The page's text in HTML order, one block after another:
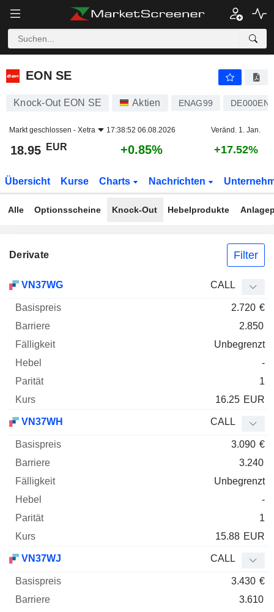
EON SE
EON SE
Knock-Out EON SE Aktien ENAG99
Markt geschlossen - Xetra 17:38:52 06.08.2026 Veränd. 1. Jan.
18.95 EUR +0.85% +17.52%
Übersicht Kurse Charts Nachrichten
Alle Optionsscheine Knock-Out Hebelprodukte
Derivate Filter
Basispreis
Elastizität
VN37WG CALL
2.720 €
2.850
Unbegrenzt
-
1
16.25 EUR
VN37WH CALL
3.090 €
3.240
Unbegrenzt
-
1
15.88 EUR
VN37WJ CALL
3.430 €
3.610